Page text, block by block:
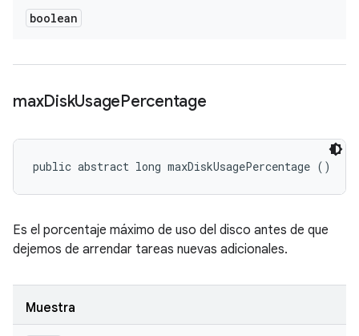
boolean
maxDiskUsagePercentage
public abstract long maxDiskUsagePercentage ()
Es el porcentaje máximo de uso del disco antes de que
dejemos de arrendar tareas nuevas adicionales.
Muestra